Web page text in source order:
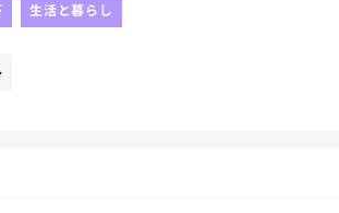
私が簡単に教えた事をすぐ習得してる
めたけど、結果よかったかもなぁ。笑
生活と暮らし